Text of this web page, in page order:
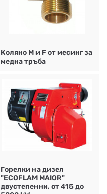
Коляно М и F от месинг за
медна тръба
Горелки на дизел
"ECOFLAM МАIOR"
двустепенни, от 415 до